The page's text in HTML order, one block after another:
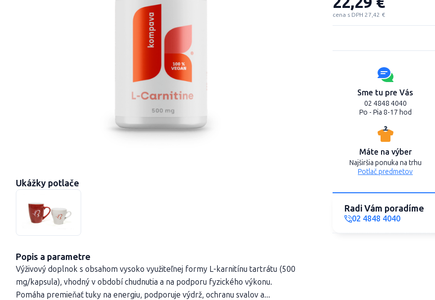
cena s DPH 27,42 €
Sme tu pre Vás
02 4848 4040
Po - Pia 8-17 hod
Máte na výber
Najširšia ponuka na trhu
Potlač predmetov
Radi Vám poradíme
02 4848 4040
Ukážky potlače
Popis a parametre
Výživový doplnok s obsahom vysoko využiteľnej formy L-karnitínu tartrátu (500
mg/kapsula), vhodný v období chudnutia a na podporu fyzického výkonu.
Pomáha premieňať tuky na energiu, podporuje výdrž, ochranu svalov a...